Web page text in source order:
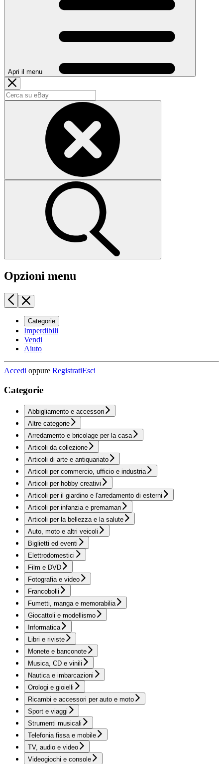
Apri il menu
Opzioni menu
Categorie
Imperdibili
Vendi
Aiuto
Accedi oppure RegistratiEsci
Categorie
Abbigliamento e accessori
Altre categorie
Arredamento e bricolage per la casa
Articoli da collezione
Articoli di arte e antiquariato
Articoli per commercio, ufficio e industria
Articoli per hobby creativi
Articoli per il giardino e l'arredamento di esterni
Articoli per infanzia e premaman
Articoli per la bellezza e la salute
Auto, moto e altri veicoli
Biglietti ed eventi
Elettrodomestici
Film e DVD
Fotografia e video
Francobolli
Fumetti, manga e memorabilia
Giocattoli e modellismo
Informatica
Libri e riviste
Monete e banconote
Musica, CD e vinili
Nautica e imbarcazioni
Orologi e gioielli
Ricambi e accessori per auto e moto
Sport e viaggi
Strumenti musicali
Telefonia fissa e mobile
TV, audio e video
Videogiochi e console